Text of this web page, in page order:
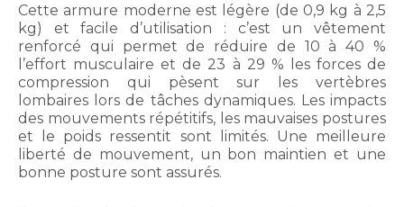
Cette armure moderne est légère (de 0,9 kg à 2,5
kg) et facile d’utilisation : c’est un vêtement
renforcé qui permet de réduire de 10 à 40 %
l’effort musculaire et de 23 à 29 % les forces de
compression qui pèsent sur les vertèbres
lombaires lors de tâches dynamiques. Les impacts
des mouvements répétitifs, les mauvaises postures
et le poids ressentit sont limités. Une meilleure
liberté de mouvement, un bon maintien et une
bonne posture sont assurés.